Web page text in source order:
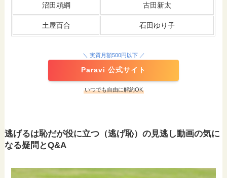
沼田頼綱 古田新太
土屋百合 石田ゆり子
＼ 実質月額500円以下 ／
Paravi 公式サイト
いつでも自由に解約OK
逃げるは恥だが役に立つ（逃げ恥）の見逃し動画の気に
なる疑問とQ&A